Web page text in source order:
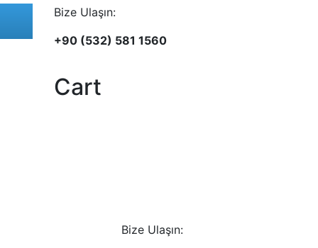
Bize Ulaşın:
+90 (532) 581 1560
Cart
Bize Ulaşın: